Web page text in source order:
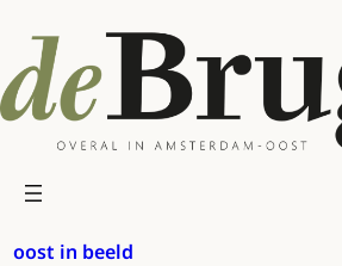
naar
de
inhoud
oost in beeld